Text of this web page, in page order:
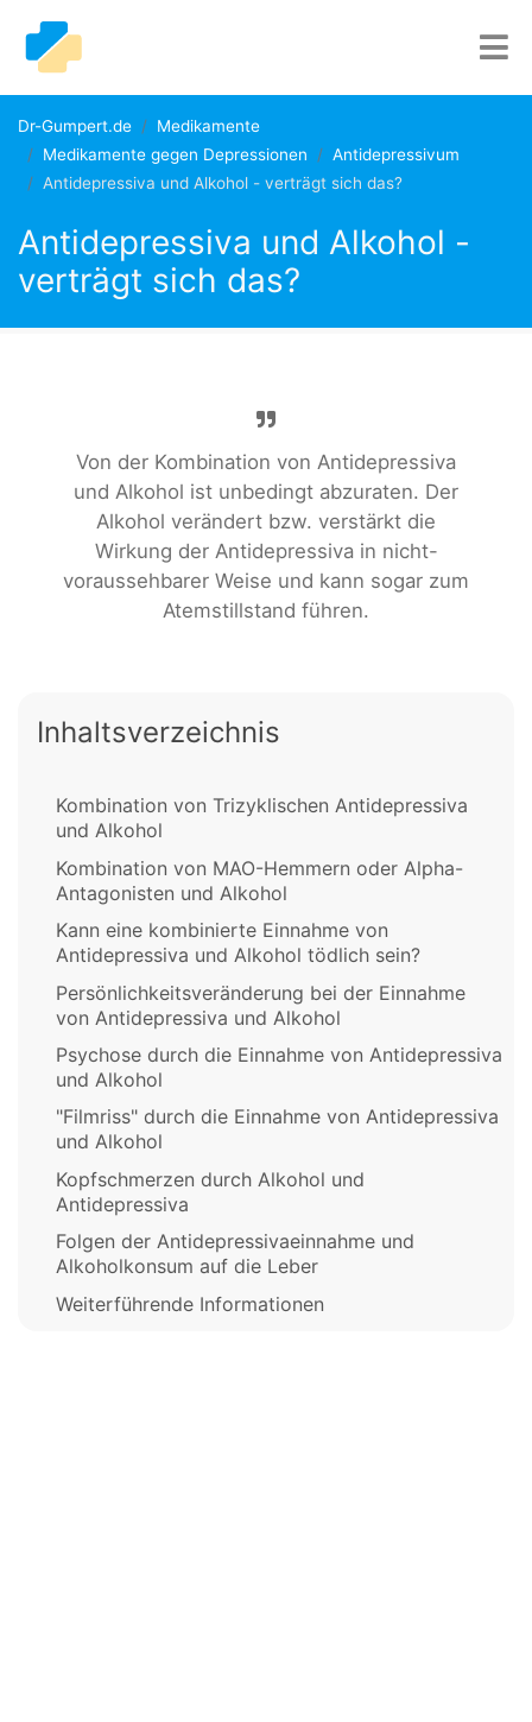
Dr-Gumpert.de
Medikamente
Medikamente gegen Depressionen
Antidepressivum
Antidepressiva und Alkohol - verträgt sich das?
Antidepressiva und Alkohol -
verträgt sich das?
Von der Kombination von Antidepressiva
und Alkohol ist unbedingt abzuraten. Der
Alkohol verändert bzw. verstärkt die
Wirkung der Antidepressiva in nicht-
voraussehbarer Weise und kann sogar zum
Atemstillstand führen.
Inhaltsverzeichnis
Kombination von Trizyklischen Antidepressiva
und Alkohol
Kombination von MAO-Hemmern oder Alpha-
Antagonisten und Alkohol
Kann eine kombinierte Einnahme von
Antidepressiva und Alkohol tödlich sein?
Persönlichkeitsveränderung bei der Einnahme
von Antidepressiva und Alkohol
Psychose durch die Einnahme von Antidepressiva
und Alkohol
"Filmriss" durch die Einnahme von Antidepressiva
und Alkohol
Kopfschmerzen durch Alkohol und
Antidepressiva
Folgen der Antidepressivaeinnahme und
Alkoholkonsum auf die Leber
Weiterführende Informationen